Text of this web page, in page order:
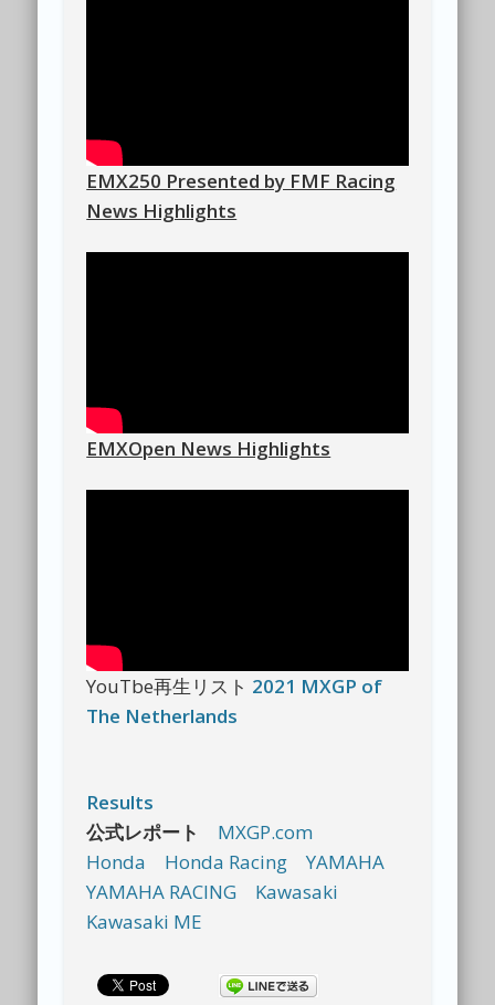
EMX250 Presented by FMF Racing
News Highlights
EMXOpen News Highlights
YouTbe再生リスト 2021 MXGP of
The Netherlands
Results
公式レポート
MXGP.com
Honda
Honda Racing
YAMAHA
YAMAHA RACING
Kawasaki
Kawasaki ME